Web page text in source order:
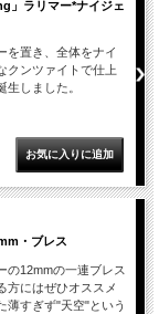
」ラリマー*ナイジェ
を置き、全体をナイ
クンツァイトで仕上
しました。
・ブレス
の12mmの一連ブレス
方にはぜひオススメ
薄すぎず"天空"という